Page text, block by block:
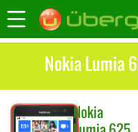
Nokia Lumia
Nokia